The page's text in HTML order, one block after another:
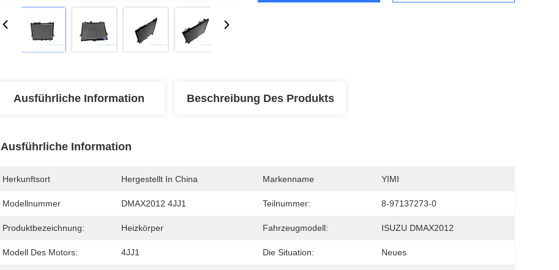
Ausführliche Information Beschreibung Des Produkts
Ausführliche Information
Herkunftsort Hergestellt In China Markenname YIMI
Modellnummer DMAX2012 4JJ1 Teilnummer: 8-97137273-0
Produktbezeichnung: Heizkörper Fahrzeugmodell: ISUZU DMAX2012
Modell Des Motors: 4JJ1 Die Situation: Neues